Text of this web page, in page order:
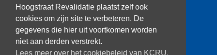
Hoogstraat Revalidatie plaatst zelf ook
cookies om zijn site te verbeteren. De
gegevens die hier uit voortkomen worden
niet aan derden verstrekt.
Lees meer over het cookiebeleid van KCRU.
Procedure onderzoeker